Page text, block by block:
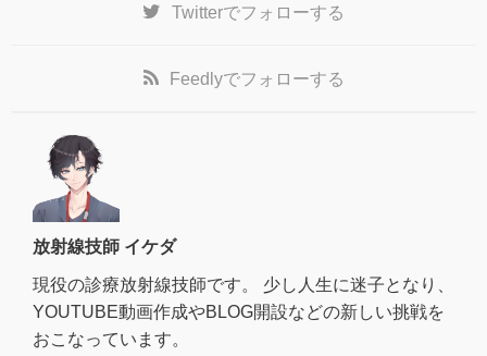
Twitterでフォローする
Feedlyでフォローする
放射線技師 イケダ
現役の診療放射線技師です。 少し人生に迷子となり、
YOUTUBE動画作成やBLOG開設などの新しい挑戦を
おこなっています。